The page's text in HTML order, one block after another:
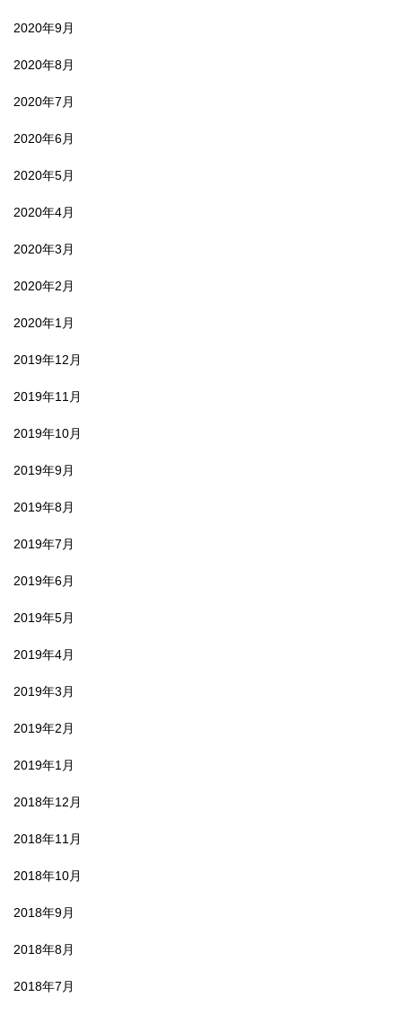
2020年9月
2020年8月
2020年7月
2020年6月
2020年5月
2020年4月
2020年3月
2020年2月
2020年1月
2019年12月
2019年11月
2019年10月
2019年9月
2019年8月
2019年7月
2019年6月
2019年5月
2019年4月
2019年3月
2019年2月
2019年1月
2018年12月
2018年11月
2018年10月
2018年9月
2018年8月
2018年7月